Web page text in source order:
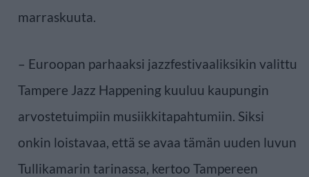
marraskuuta.
– Euroopan parhaaksi jazzfestivaaliksikin valittu
Tampere Jazz Happening kuuluu kaupungin
arvostetuimpiin musiikkitapahtumiin. Siksi
onkin loistavaa, että se avaa tämän uuden luvun
Tullikamarin tarinassa, kertoo Tampereen